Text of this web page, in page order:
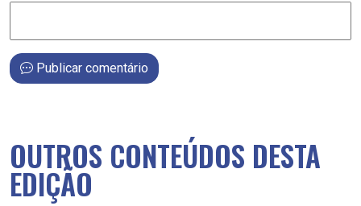
Publicar comentário
OUTROS CONTEÚDOS DESTA
EDIÇÃO